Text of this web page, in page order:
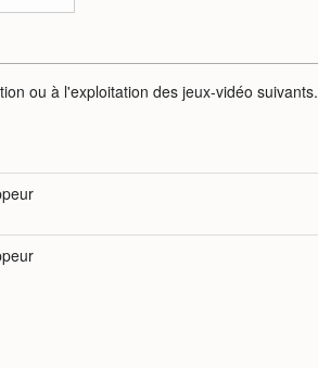
ou à l'exploitation des jeux-vidéo suivants.